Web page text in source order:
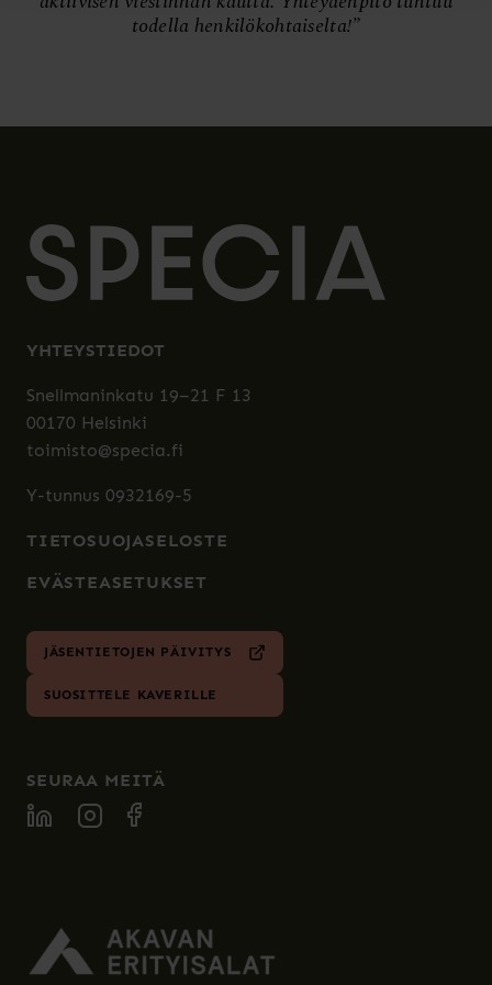
todella henkilökohtaiselta!”
YHTEYSTIEDOT
Snellmaninkatu 19–21 F 13
00170 Helsinki
toimisto@specia.fi
Y-tunnus 0932169-5
TIETOSUOJASELOSTE
EVÄSTEASETUKSET
JÄSENTIETOJEN PÄIVITYS
SUOSITTELE KAVERILLE
SEURAA MEITÄ
SPECIA LINKEDIN
SPECIA INSTAGRAM
SPECIA FACEBOOK